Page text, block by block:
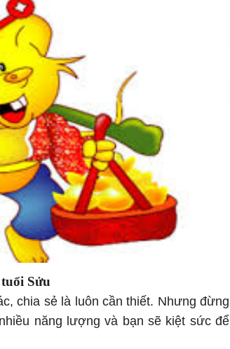
tuổi Sửu
chia sẻ là luôn cần thiết. Nhưng đừng
năng lượng và bạn sẽ kiệt sức để